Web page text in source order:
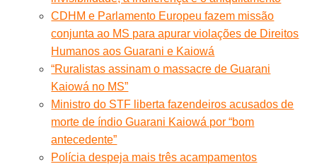
CDHM e Parlamento Europeu fazem missão
conjunta ao MS para apurar violações de Direitos
Humanos aos Guarani e Kaiowá
“Ruralistas assinam o massacre de Guarani
Kaiowá no MS”
Ministro do STF liberta fazendeiros acusados de
morte de índio Guarani Kaiowá por “bom
antecedente”
Polícia despeja mais três acampamentos